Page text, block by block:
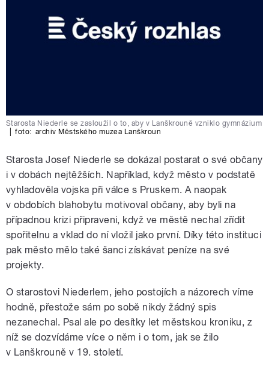
Starosta Niederle se zasloužil o to, aby v Lanškrouně vzniklo gymnázium
foto: archiv Městského muzea Lanškroun
Starosta Josef Niederle se dokázal postarat o své občany
i v dobách nejtěžších. Například, když město v podstatě
vyhladověla vojska při válce s Pruskem. A naopak
v obdobích blahobytu motivoval občany, aby byli na
případnou krizi připraveni, když ve městě nechal zřídit
spořitelnu a vklad do ní vložil jako první. Díky této instituci
pak město mělo také šanci získávat peníze na své
projekty.
O starostovi Niederlem, jeho postojích a názorech víme
hodně, přestože sám po sobě nikdy žádný spis
nezanechal. Psal ale po desítky let městskou kroniku, z
níž se dozvídáme více o něm i o tom, jak se žilo
v Lanškrouně v 19. století.